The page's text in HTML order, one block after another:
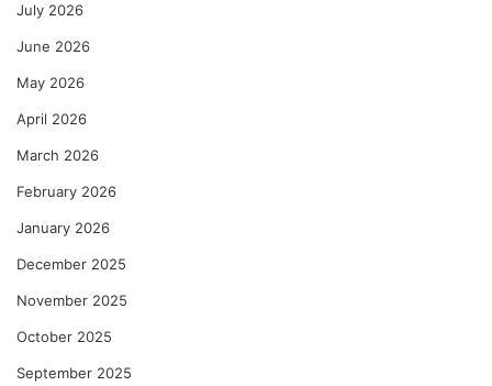
July 2026
June 2026
May 2026
April 2026
March 2026
February 2026
January 2026
December 2025
November 2025
October 2025
September 2025